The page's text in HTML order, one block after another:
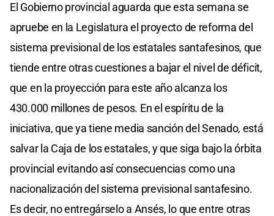
El Gobierno provincial aguarda que esta semana se
apruebe en la Legislatura el proyecto de reforma del
sistema previsional de los estatales santafesinos, que
tiende entre otras cuestiones a bajar el nivel de déficit,
que en la proyección para este año alcanza los
430.000 millones de pesos. En el espíritu de la
iniciativa, que ya tiene media sanción del Senado, está
salvar la Caja de los estatales, y que siga bajo la órbita
provincial evitando así consecuencias como una
nacionalización del sistema previsional santafesino.
Es decir, no entregárselo a Ansés, lo que entre otras